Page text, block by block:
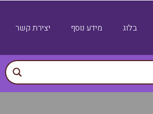
בלוג מידע נוסף יצירת קשר